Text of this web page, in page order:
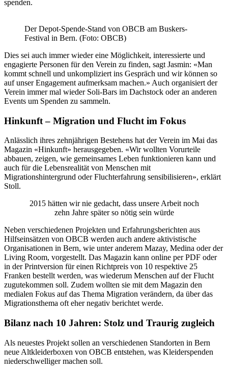
spenden.
Der Depot-Spende-Stand von OBCB am Buskers-
Festival in Bern. (Foto: OBCB)
Dies sei auch immer wieder eine Möglichkeit, interessierte und
engagierte Personen für den Verein zu finden, sagt Jasmin: «Man
kommt schnell und unkompliziert ins Gespräch und wir können so
auf unser Engagement aufmerksam machen.» Auch organisiert der
Verein immer mal wieder Soli-Bars im Dachstock oder an anderen
Events um Spenden zu sammeln.
Hinkunft – Migration und Flucht im Fokus
Anlässlich ihres zehnjährigen Bestehens hat der Verein im Mai das
Magazin «Hinkunft» herausgegeben. «Wir wollten Vorurteile
abbauen, zeigen, wie gemeinsames Leben funktionieren kann und
auch für die Lebensrealität von Menschen mit
Migrationshintergrund oder Fluchterfahrung sensibilisieren», erklärt
Stoll.
2015 hätten wir nie gedacht, dass unsere Arbeit noch
zehn Jahre später so nötig sein würde
Neben verschiedenen Projekten und Erfahrungsberichten aus
Hilfseinsätzen von OBCB werden auch andere aktivistische
Organisationen in Bern, wie unter anderem Mazay, Medina oder der
Living Room, vorgestellt. Das Magazin kann online per PDF oder
in der Printversion für einen Richtpreis von 10 respektive 25
Franken bestellt werden, was wiederum Menschen auf der Flucht
zugutekommen soll. Zudem wollten sie mit dem Magazin den
medialen Fokus auf das Thema Migration verändern, da über das
Migrationsthema oft eher negativ berichtet werde.
Bilanz nach 10 Jahren: Stolz und Traurig zugleich
Als neuestes Projekt sollen an verschiedenen Standorten in Bern
neue Altkleiderboxen von OBCB entstehen, was Kleiderspenden
niederschwelliger machen soll.